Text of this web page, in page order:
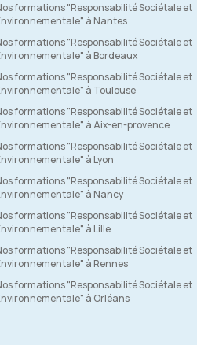
formations "Responsabilité Sociétale et
à Nantes
formations "Responsabilité Sociétale et
à Bordeaux
formations "Responsabilité Sociétale et
à Toulouse
formations "Responsabilité Sociétale et
à Aix-en-provence
formations "Responsabilité Sociétale et
à Lyon
formations "Responsabilité Sociétale et
à Nancy
formations "Responsabilité Sociétale et
à Lille
formations "Responsabilité Sociétale et
à Rennes
formations "Responsabilité Sociétale et
à Orléans